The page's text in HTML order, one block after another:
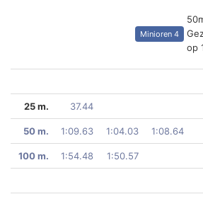
Minioren 4
op
25 m. 37.44
50 m. 1:09.63 1:04.03 1:08.64
100 m. 1:54.48 1:50.57